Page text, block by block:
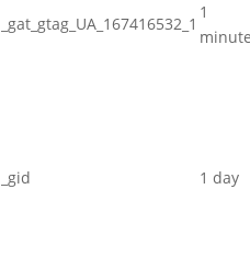
_gat_gtag_UA_167416532_1
1
minute
_gid 1 day